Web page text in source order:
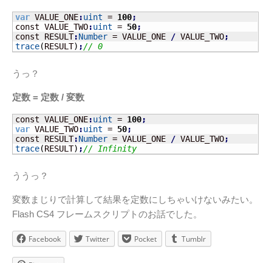
var VALUE_ONE:uint = 100;
const VALUE_TWO:uint = 50;
const RESULT:Number = VALUE_ONE / VALUE_TWO;
trace(RESULT) ;// 0
うっ？
定数 = 定数 / 変数
const VALUE_ONE:uint = 100;
var VALUE_TWO:uint = 50;
const RESULT:Number = VALUE_ONE / VALUE_TWO;
trace(RESULT) ;// Infinity
ううっ？
変数まじりで計算して結果を定数にしちゃいけないみたい。
Flash CS4 フレームスクリプトのお話でした。
Facebook Twitter Pocket Tumblr